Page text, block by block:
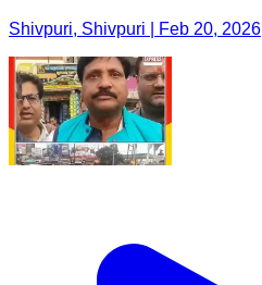
Shivpuri, Shivpuri | Feb 20, 2026